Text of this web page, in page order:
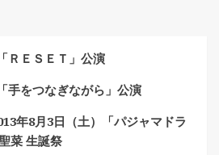
ＲＥＳＥＴ」公演
手をつなぎながら」公演
年8月3日（土）「パジャマドラ
菜 生誕祭